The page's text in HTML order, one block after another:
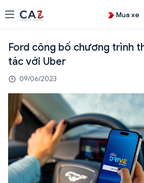
Mua xe
Ford công bố chương trình
tác với Uber
09/06/2023